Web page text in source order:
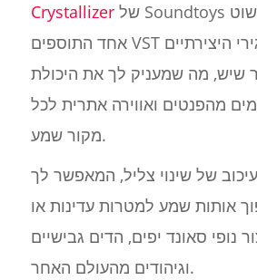
Crystallizerשל Soundtoys עשוי להיות פשוט
אחד התוספים VST למעבר גובה גרגירי היצירתיים
שיש, מה שמעניק לך את היכולת
מהפנטים ואווירה אתרית לכל
מקור שמע.
של שינוי צליל, המאפשר לך
אותות שמע למטרות עדינות או
נופי סאונד יפים, הדים גבישיים
וגיהודים מהעולם האחר.